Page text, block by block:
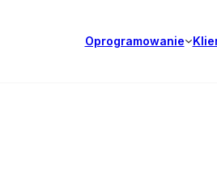
Oprogramowanie